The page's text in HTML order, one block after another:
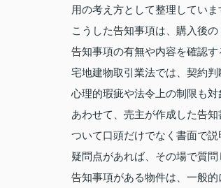
用の考え方として整理していま
こうした告知事項は、購入後
告知事項の有無や内容を確認
宅地建物取引業法では、契約
心理的瑕疵や法令上の制限も対
あわせて、売主が作成した告
ついて口頭だけでなく書面で説
疑問点があれば、その場で質
告知事項がある物件は、一般